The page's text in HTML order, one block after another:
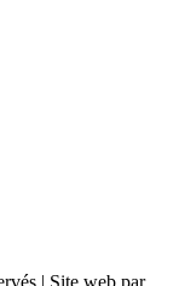
| Site web par